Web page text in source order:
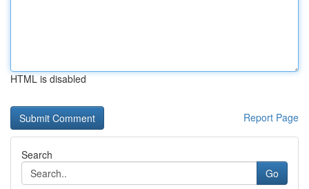
HTML is disabled
Report Page
Search
Go